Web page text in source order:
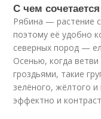
С чем
Рябина — растение
поэтому её удобно
северных пород —
Осенью, когда
гроздьями, такие
зелёного, жёлтого и
эффектно и